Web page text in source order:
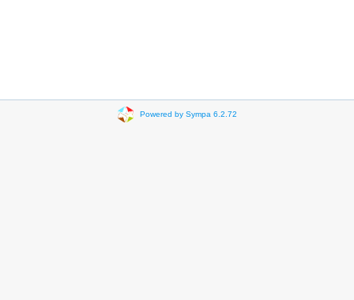
Powered by Sympa 6.2.72